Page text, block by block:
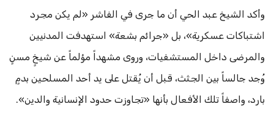
وأكد الشيخ عبد الحي أن ما جرى في الفاشر «لم يكن مجرد
اشتباكات عسكرية»، بل «جرائم بشعة» استهدفت المدنيين
والمرضى داخل المستشفيات، وروى مشهداً مؤلماً عن شيخٍ مسنٍ
وُجد جالساً بين الجثث، قبل أن يُقتل على يد أحد المسلحين بدمٍ
بارد، واصفاً تلك الأفعال بأنها «تجاوزت حدود الإنسانية والدين».